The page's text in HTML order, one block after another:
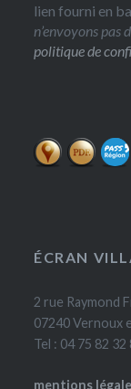
lien fourni en
n’envoyons pas
politique de
ÉCRAN
2 rue Raymond
07240 Vernoux
Tel : 04 75 82 32
mentions